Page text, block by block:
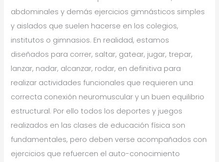
abdominales y demás ejercicios gimnásticos simples
y aislados que suelen hacerse en los colegios,
institutos o gimnasios. En realidad, estamos
diseñados para correr, saltar, gatear, jugar, trepar,
lanzar, nadar, alcanzar, rodar, en definitiva para
realizar actividades funcionales que requieren una
correcta conexión neuromuscular y un buen equilibrio
estructural. Por ello todos los deportes y juegos
realizados en las clases de educación física son
fundamentales, pero deben verse acompañados con
ejercicios que refuercen el auto-conocimiento